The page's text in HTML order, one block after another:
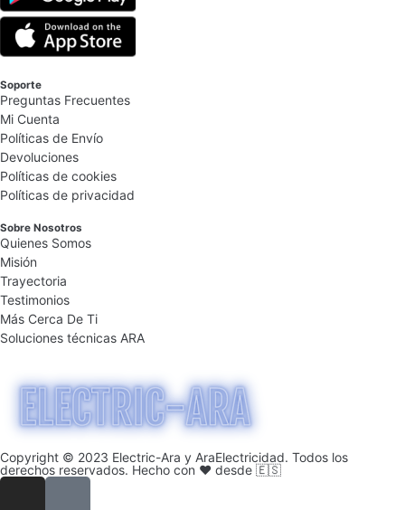
Soporte
Preguntas Frecuentes
Mi Cuenta
Políticas de Envío
Devoluciones
Políticas de cookies
Políticas de privacidad
Sobre Nosotros
Quienes Somos
Misión
Trayectoria
Testimonios
Más Cerca De Ti
Soluciones técnicas ARA
Copyright © 2023 Electric-Ara y AraElectricidad. Todos los
derechos reservados. Hecho con ❤️ desde 🇪🇸